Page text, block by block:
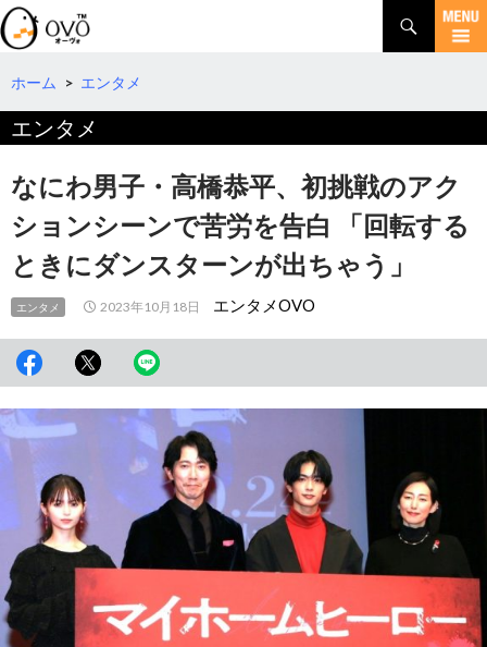
検
索
コ
テ
へ
動
ホーム > エンタメ
エンタメ
なにわ男子・高橋恭平、初挑戦のアク
ションシーンで苦労を告白 「回転する
ときにダンスターンが出ちゃう」
エンタメ 2023年10月18日 エンタメOVO